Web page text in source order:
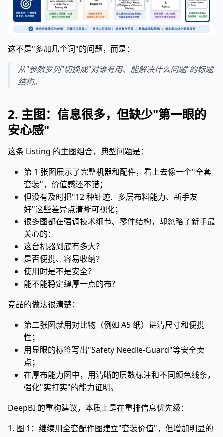
这不是"多加几个词"的问题，而是：
从"参数罗列"切换成"对谁有用、能解决什么问题"的标题
结构。
2. 主图：信息很多，但缺少"第一眼的
安心感"
这条 Listing 的主图组合，典型问题是：
第 1 张图展示了完整机器和配件，看上去像一个"全套
套装"，价值感还不错；
但没有及时把"12 种针迹、多层布料能力、新手友
好"这些差异点清晰可视化；
很多图都在强调技术细节、零件结构，却忽略了新手最
关心的：
这台机器到底有多大？
是否便携、容易收纳？
使用时是不是安全？
能不能稳定缝厚一点的布？
竞品的做法很清楚：
第二张图就用对比物（例如 A5 纸）讲清尺寸和便携
性；
用显眼的标签写出"Safety Needle-Guard"等安全卖
点；
在厚布能力图中，用清晰的层数标注和不同颜色线条，
强化"实打实"的能力证明。
DeepBI 的重构建议，本质上是在重排信息优先级：
1. 图 1：继续用全套配件图建立"套装价值"，但增加明显的